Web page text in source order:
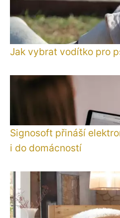
Jak vybrat vodítko pro
Signosoft přináší
i do domácností